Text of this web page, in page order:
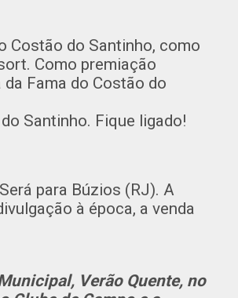
Costão do Santinho, como
Como premiação
Fama do Costão do
Santinho. Fique ligado!
para Búzios (RJ). A
à época, a venda
Verão Quente, no